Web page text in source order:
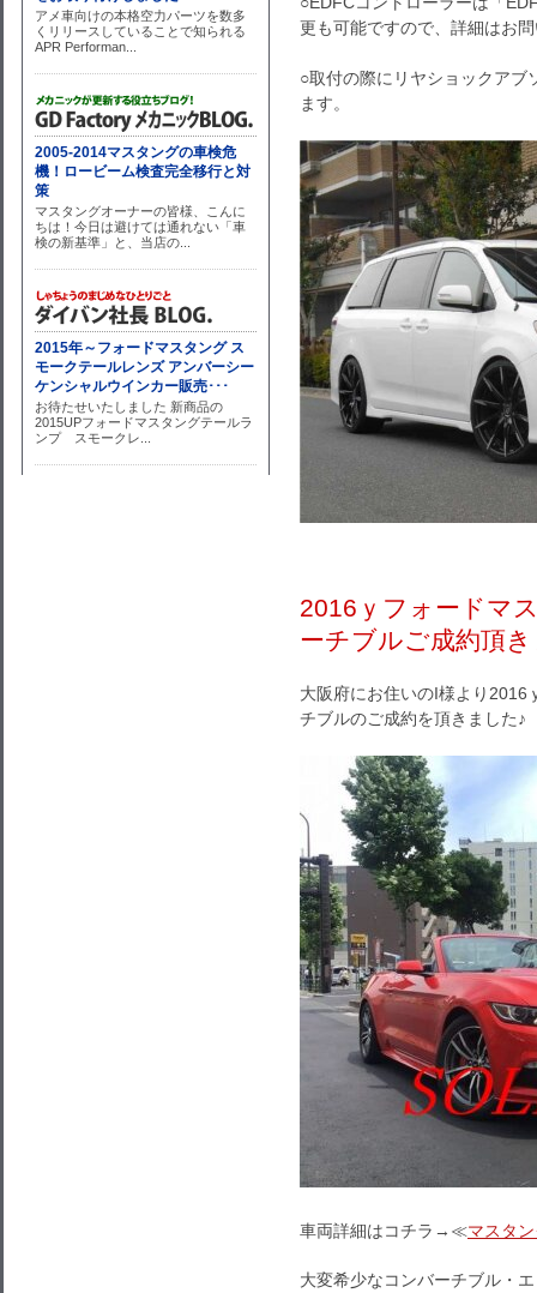
更も可能ですので、詳細はお
○取付の際にリヤショックアブ
ます。
2016ｙフォードマ
ーチブルご成約頂
大阪府にお住いのI様より2016
チブルのご成約を頂きました♪
車両詳細はコチラ→≪マスタ
大変希少なコンバーチブル・